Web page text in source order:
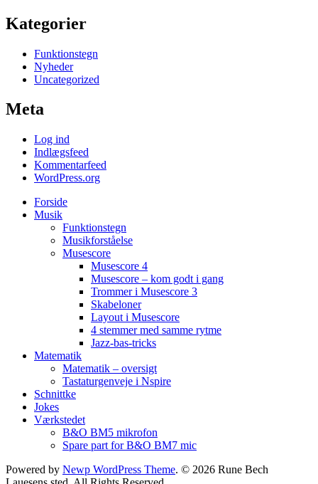
Kategorier
Funktionstegn
Nyheder
Uncategorized
Meta
Log ind
Indlægsfeed
Kommentarfeed
WordPress.org
Forside
Musik
Funktionstegn
Musikforståelse
Musescore
Musescore 4
Musescore – kom godt i gang
Trommer i Musescore 3
Skabeloner
Layout i Musescore
4 stemmer med samme rytme
Jazz-bas-tricks
Matematik
Matematik – oversigt
Tastaturgenveje i Nspire
Schnittke
Jokes
Værkstedet
B&O BM5 mikrofon
Spare part for B&O BM7 mic
Powered by Newp WordPress Theme. © 2026 Rune Bech